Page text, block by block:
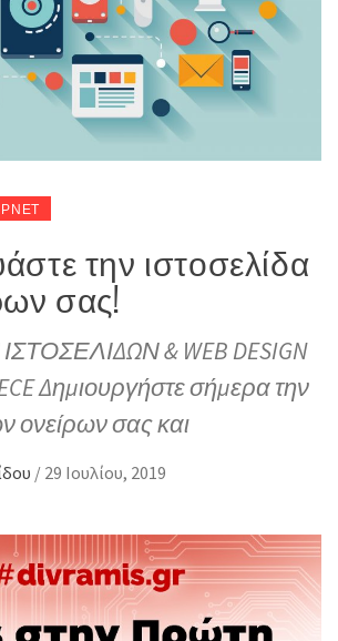
την ιστοσελίδα
σας!
& WEB DESIGN
Δημιουργήστε σήμερα την
ονείρων σας και
/ 29 Ιουλίου, 2019